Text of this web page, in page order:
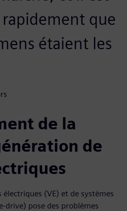
rapidement que
étaient les
de la
de
(VE) et de systèmes
drive) pose des problèmes